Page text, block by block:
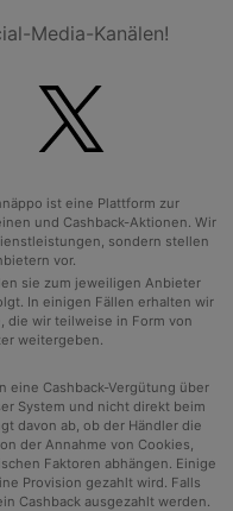
Media-Kanälen!
ist eine Plattform zur
und Cashback-Aktionen. Wir
sondern stellen
vor.
sie zum jeweiligen Anbieter
In einigen Fällen erhalten wir
die wir teilweise in Form von
weitergeben.
eine Cashback-Vergütung über
System und nicht direkt beim
davon ab, ob der Händler die
der Annahme von Cookies,
Faktoren abhängen. Einige
Provision gezahlt wird. Falls
Cashback ausgezahlt werden.